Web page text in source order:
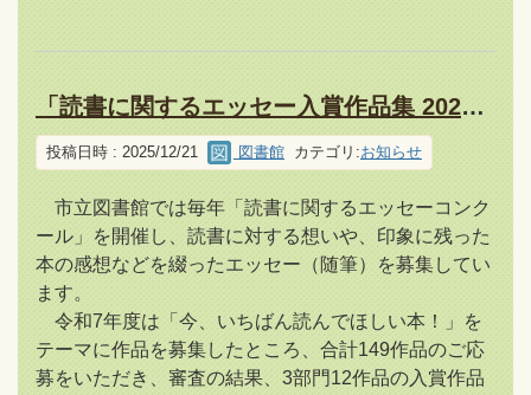
「読書に関するエッセー入賞作品集 2025」
投稿日時 : 2025/12/21 図書館 カテゴリ:お知らせ
市立図書館では毎年「読書に関するエッセーコンク
ール」を開催し、読書に対する想いや、印象に残った
本の感想などを綴ったエッセー（随筆）を募集してい
ます。
令和7年度は「今、いちばん読んでほしい本！」を
テーマに作品を募集したところ、合計149作品のご応
募をいただき、審査の結果、3部門12作品の入賞作品